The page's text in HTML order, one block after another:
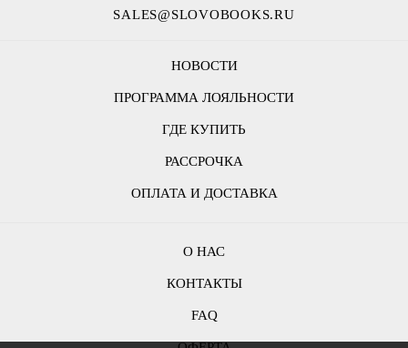
НОВОСТИ
ПРОГРАММА ЛОЯЛЬНОСТИ
ГДЕ КУПИТЬ
РАССРОЧКА
ОПЛАТА И ДОСТАВКА
О НАС
КОНТАКТЫ
FAQ
SALES@SLOVOBOOKS.RU